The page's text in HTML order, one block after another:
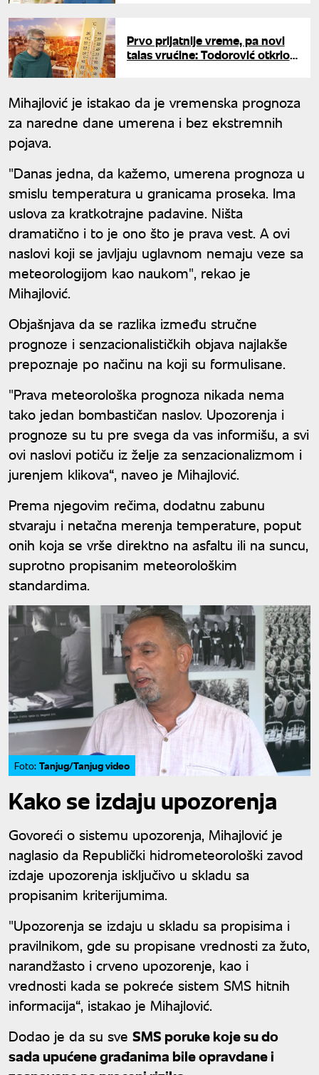
Prvo prijatnije vreme, pa novi
talas vrućine: Todorović otkrio
Mihajlović je istakao da je vremenska prognoza
za naredne dane umerena i bez ekstremnih
pojava.
"Danas jedna, da kažemo, umerena prognoza u
smislu temperatura u granicama proseka. Ima
uslova za kratkotrajne padavine. Ništa
dramatično i to je ono što je prava vest. A ovi
naslovi koji se javljaju uglavnom nemaju veze sa
meteorologijom kao naukom", rekao je
Mihajlović.
Objašnjava da se razlika između stručne
prognoze i senzacionalističkih objava najlakše
prepoznaje po načinu na koji su formulisane.
"Prava meteorološka prognoza nikada nema
tako jedan bombastičan naslov. Upozorenja i
prognoze su tu pre svega da vas informišu, a svi
ovi naslovi potiču iz želje za senzacionalizmom i
jurenjem klikova“, naveo je Mihajlović.
Prema njegovim rečima, dodatnu zabunu
stvaraju i netačna merenja temperature, poput
onih koja se vrše direktno na asfaltu ili na suncu,
suprotno propisanim meteorološkim
standardima.
Foto: Tanjug/Tanjug video
Kako se izdaju upozorenja
Govoreći o sistemu upozorenja, Mihajlović je
naglasio da Republički hidrometeorološki zavod
izdaje upozorenja isključivo u skladu sa
propisanim kriterijumima.
"Upozorenja se izdaju u skladu sa propisima i
pravilnikom, gde su propisane vrednosti za žuto,
narandžasto i crveno upozorenje, kao i
vrednosti kada se pokreće sistem SMS hitnih
informacija“, istakao je Mihajlović.
Dodao je da su sve SMS poruke koje su do
sada upućene građanima bile opravdane i